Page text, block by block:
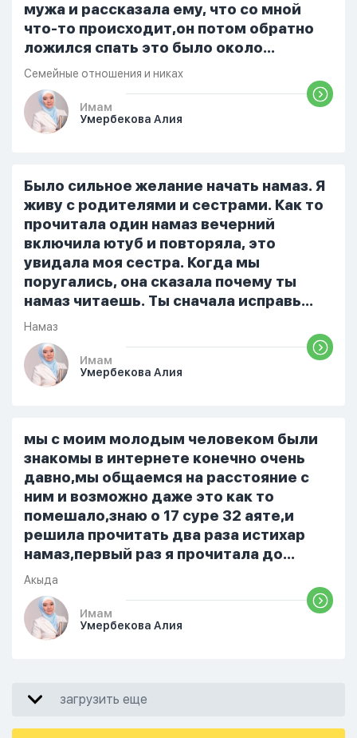
мужа и рассказала ему, что со мной
что-то происходит,он потом обратно
ложился спать это было около
одиннадцати вечера. Но я снова
разбудила его, сказав, что мне плохо.
Он ответил: «Я живу с больными». Мне
стало очень обидно, и я решила
проснулся и спросил, что случилось. И
я рассказала о своих проблемах. Затем
я сказала ему:...
Семейные отношения и никах
Имам
Умербекова Алия
Было сильное желание начать намаз. Я
живу с родителями и сестрами. Как то
прочитала один намаз вечерний
включила ютуб и повторяла, это
увидала моя сестра. Когда мы
поругались, она сказала почему ты
намаз читаешь. Ты сначала исправь
себя. После этого я не вставала на
намаз и не видела жайнамаз. Я просто
уже так не могу читать, смотреть . Дуа
я делаю скрытно если делаю дома. Я
От родных же людей.
Намаз
Имам
Умербекова Алия
мы с моим молодым человеком были
знакомы в интернете конечно очень
давно,мы общаемся на расстояние с
ним и возможно даже это как то
помешало,знаю о 17 суре 32 аяте,и
решила прочитать два раза истихар
намаз,первый раз я прочитала до
«Аср» намаза и сначала было
тревожно,позже стало спокойно и в
голову начали лезть только хорошие
мысли,во второй раз когда я решила в
ошибиться и то что намаз не
примется,совершила истихар во время
Акыда
Имам
Умербекова Алия
загрузить еще